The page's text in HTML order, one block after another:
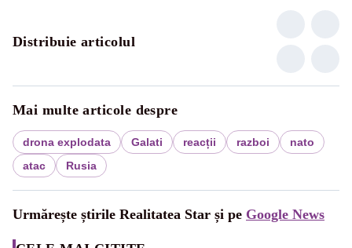
Distribuie articolul
Mai multe articole despre
drona explodata Galati reacții razboi
nato
atac
Rusia
Urmărește știrile Realitatea Star și pe Google News